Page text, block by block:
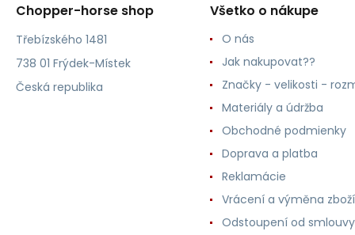
Chopper-horse shop
Třebízského 1481
738 01 Frýdek-Místek
Česká republika
Všetko o nákupe
O nás
Jak nakupovat??
Značky - velikosti -
Materiály a údržba
Obchodné podmienky
Doprava a platba
Reklamácie
Vrácení a výměna zboží
Odstoupení od smlouvy